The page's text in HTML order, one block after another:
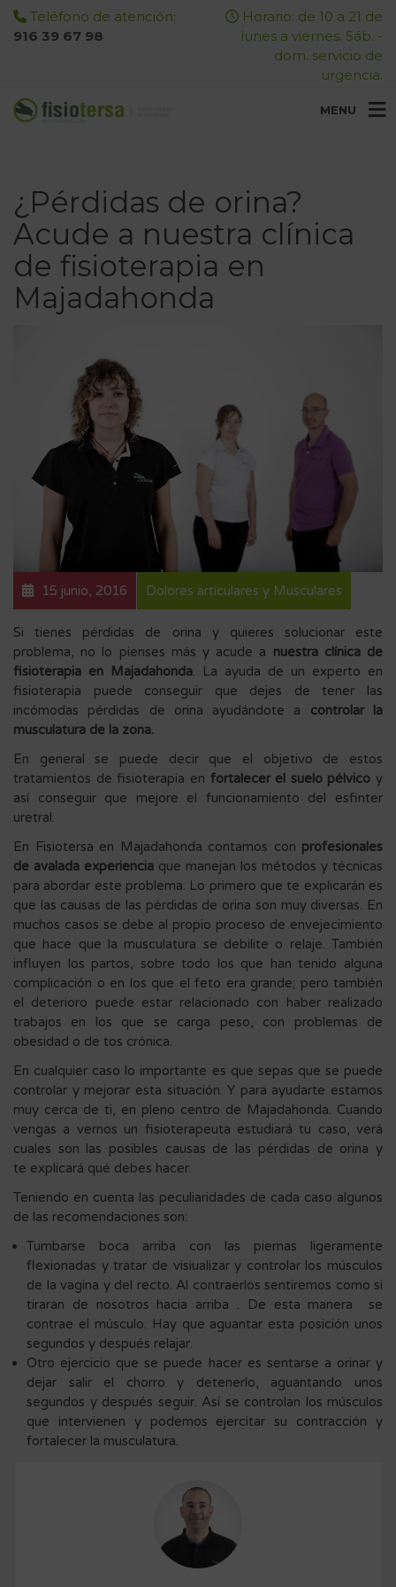
Teléfono de atención:
916 39 67 98
Horario: de 10 a 21 de
lunes a viernes. Sáb. -
dom. servicio de
urgencia.
MENU
¿Pérdidas de orina?
Acude a nuestra clínica
de fisioterapia en
Majadahonda
15 junio, 2016 Dolores articulares y Musculares
Si tienes pérdidas de orina y quieres solucionar este
problema, no lo pienses más y acude a nuestra clínica de
fisioterapia en Majadahonda. La ayuda de un experto en
fisioterapia puede conseguir que dejes de tener las
incómodas pérdidas de orina ayudándote a controlar la
musculatura de la zona.
En general se puede decir que el objetivo de estos
tratamientos de fisioterapia en fortalecer el suelo pélvico y
así conseguir que mejore el funcionamiento del esfinter
uretral.
En Fisiotersa en Majadahonda contamos con profesionales
de avalada experiencia que manejan los métodos y técnicas
para abordar este problema. Lo primero que te explicarán es
que las causas de las pérdidas de orina son muy diversas. En
muchos casos se debe al propio proceso de envejecimiento
que hace que la musculatura se debilite o relaje. También
influyen los partos, sobre todo los que han tenido alguna
complicación o en los que el feto era grande; pero también
el deterioro puede estar relacionado con haber realizado
trabajos en los que se carga peso, con problemas de
obesidad o de tos crónica.
En cualquier caso lo importante es que sepas que se puede
controlar y mejorar esta situación. Y para ayudarte estamos
muy cerca de ti, en pleno centro de Majadahonda. Cuando
vengas a vernos un fisioterapeuta estudiará tu caso, verá
cuales son las posibles causas de las pérdidas de orina y
te explicará qué debes hacer.
Teniendo en cuenta las peculiaridades de cada caso algunos
de las recomendaciones son:
Tumbarse boca arriba con las piernas ligeramente
flexionadas y tratar de visiualizar y controlar los músculos
de la vagina y del recto. Al contraerlos sentiremos como si
tiraran de nosotros hacia arriba . De esta manera se
contrae el músculo. Hay que aguantar esta posición unos
segundos y después relajar.
Otro ejercicio que se puede hacer es sentarse a orinar y
dejar salir el chorro y detenerlo, aguantando unos
segundos y después seguir. Así se controlan los músculos
que intervienen y podemos ejercitar su contracción y
fortalecer la musculatura.